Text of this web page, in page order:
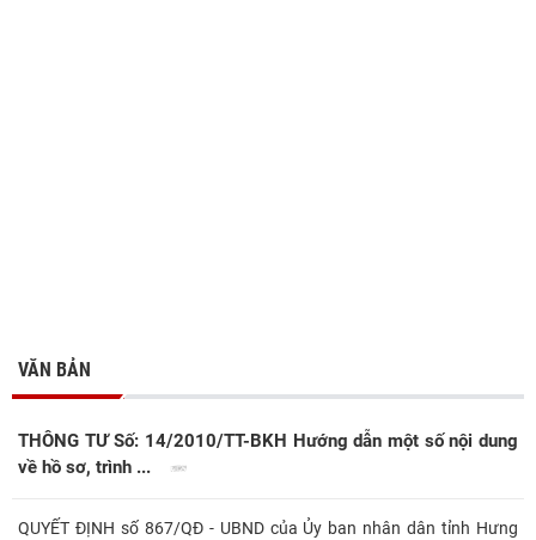
VĂN BẢN
THÔNG TƯ Số: 14/2010/TT-BKH Hướng dẫn một số nội dung
về hồ sơ, trình ...
QUYẾT ĐỊNH số 867/QĐ - UBND của Ủy ban nhân dân tỉnh Hưng